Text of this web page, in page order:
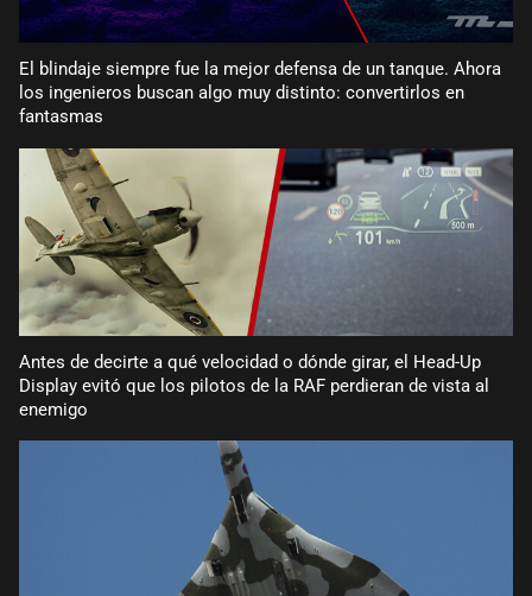
El blindaje siempre fue la mejor defensa de un tanque. Ahora
los ingenieros buscan algo muy distinto: convertirlos en
fantasmas
Antes de decirte a qué velocidad o dónde girar, el Head-Up
Display evitó que los pilotos de la RAF perdieran de vista al
enemigo